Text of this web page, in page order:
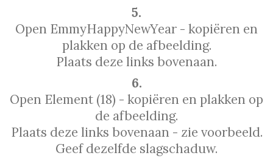
5.
Open EmmyHappyNewYear - kopiëren en
plakken op de afbeelding.
Plaats deze links bovenaan.
6.
Open Element (18) - kopiëren en plakken op
de afbeelding.
Plaats deze links bovenaan - zie voorbeeld.
Geef dezelfde slagschaduw.